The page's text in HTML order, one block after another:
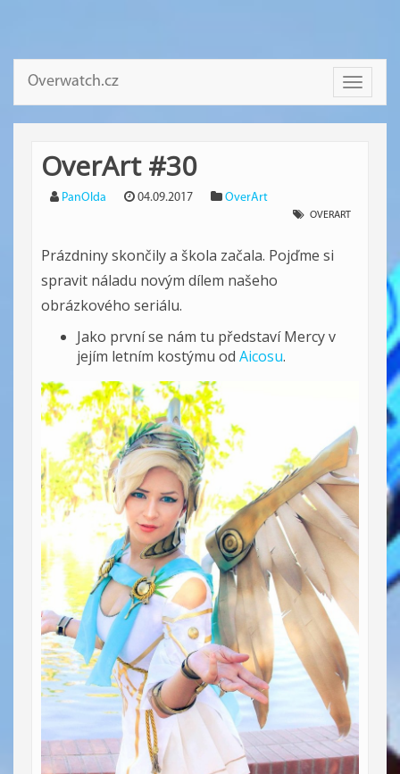
Toggle
Overwatch.cz
OverArt #30
PanOlda 04.09.2017 OverArt
OVERART
Prázdniny skončily a škola začala. Pojďme si
spravit náladu novým dílem našeho
obrázkového seriálu.
Jako první se nám tu představí Mercy v
jejím letním kostýmu od Aicosu.